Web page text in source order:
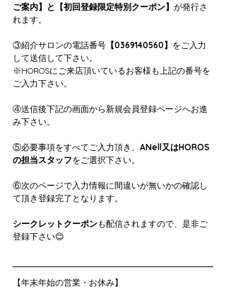
ご案内】と【初回登録限定特別クーポン】 が発行さ
れます。
③紹介サロンの電話番号 【0369140560】 をご入力
して送信して下さい。
※HOROSにご来店頂いているお客様も上記の番号を
ご入力下さい。
④送信後下記の画面から新規会員登録ページへお進
み下さい。
⑤必要事項をすべてご入力頂き、 ANell又はHOROS
の担当スタッフをご選択下さい。
⑥次のページで入力情報に間違いが無いかの確認し
て頂き登録完了となります。
シークレットクーポンも配信されますので、是非ご
登録下さい😊
【年末年始の営業・お休み】